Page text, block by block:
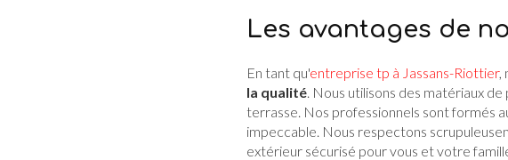
Les avantages de
En tant qu'entreprise tp à Jassans-Riottier,
la qualité. Nous utilisons des matériaux
terrasse. Nos professionnels sont formés
impeccable. Nous respectons
extérieur sécurisé pour vous et votre